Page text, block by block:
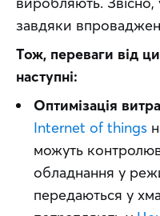
завдяки
Тож, переваги від
наступні:
Оптимізація
Internet of things
можуть
обладнання у
передаються у